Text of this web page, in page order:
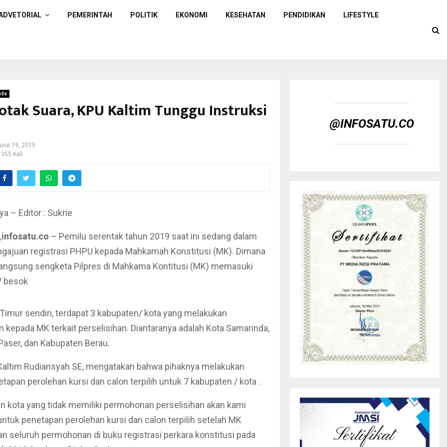
PEMERINTAH POLITIK EKONOMI KESEHATAN PENDIDIKAN LIFESTYLE
Suara, KPU Kaltim Tunggu Instruksi
19, 2019
Kali
– Editor : Sukrie
– Pemilu serentak tahun 2019 saat ini sedang dalam
registrasi PHPU kepada Mahkamah Konstitusi (MK). Dimana
sengketa Pilpres di Mahkama Kontitusi (MK) memasuki
besok
sendiri, terdapat 3 kabupaten/ kota yang melakukan
kepada MK terkait perselisihan. Diantaranya adalah Kota Samarinda,
dan Kabupaten Berau.
Rudiansyah SE, mengatakan bahwa pihaknya melakukan
perolehan kursi dan calon terpilih untuk 7 kabupaten / kota .
kota yang tidak memiliki permohonan perselisihan akan kami
penetapan perolehan kursi dan calon terpilih setelah MK
seluruh permohonan di buku registrasi perkara konstitusi pada
@INFOSATU.CO